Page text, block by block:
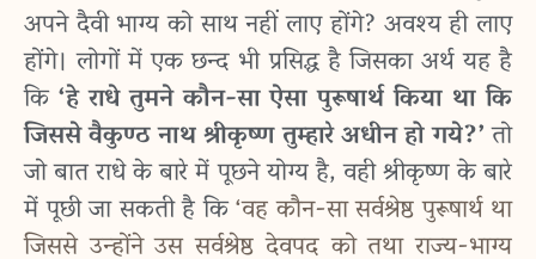
अपने दैवी भाग्य को साथ नहीं लाए होंगे? अवश्य ही लाए
होंगे। लोगों में एक छन्द भी प्रसिद्ध है जिसका अर्थ यह है
कि‘हे राधे तुमने कौन-सा ऐसा पुरूषार्थ किया था कि
जिससे वैकुण्ठ नाथ श्रीकृष्ण तुम्हारे अधीन हो गये?’तो
जो बात राधे के बारे में पूछने योग्य है, वही श्रीकृष्ण के बारे
में पूछी जा सकती है कि‘वह कौन-सा सर्वश्रेष्ठ पुरूषार्थ था
जिससे उन्होंने उस सर्वश्रेष्ठ देवपद को तथा राज्य-भाग्य